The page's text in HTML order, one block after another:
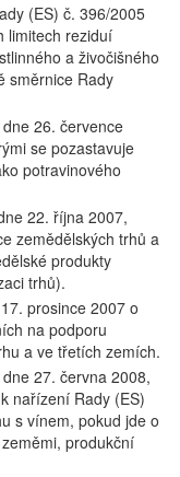
(ES) č. 396/2005
limitech reziduí
a živočišného
směrnice Rady
26. července
se pozastavuje
potravinového
22. října 2007,
zemědělských trhů a
produkty
trhů).
prosince 2007 o
na podporu
a ve třetích zemích.
27. června 2008,
nařízení Rady (ES)
s vínem, pokud jde o
produkční